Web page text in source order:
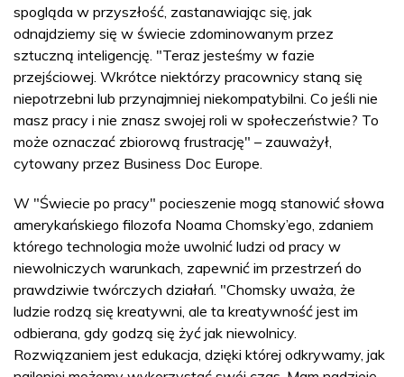
spogląda w przyszłość, zastanawiając się, jak
odnajdziemy się w świecie zdominowanym przez
sztuczną inteligencję. "Teraz jesteśmy w fazie
przejściowej. Wkrótce niektórzy pracownicy staną się
niepotrzebni lub przynajmniej niekompatybilni. Co jeśli nie
masz pracy i nie znasz swojej roli w społeczeństwie? To
może oznaczać zbiorową frustrację" – zauważył,
cytowany przez Business Doc Europe.
W "Świecie po pracy" pocieszenie mogą stanowić słowa
amerykańskiego filozofa Noama Chomsky’ego, zdaniem
którego technologia może uwolnić ludzi od pracy w
niewolniczych warunkach, zapewnić im przestrzeń do
prawdziwie twórczych działań. "Chomsky uważa, że
ludzie rodzą się kreatywni, ale ta kreatywność jest im
odbierana, gdy godzą się żyć jak niewolnicy.
Rozwiązaniem jest edukacja, dzięki której odkrywamy, jak